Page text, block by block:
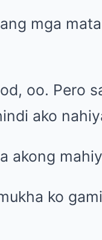
mga
oo. Pero
ako
akong
ko